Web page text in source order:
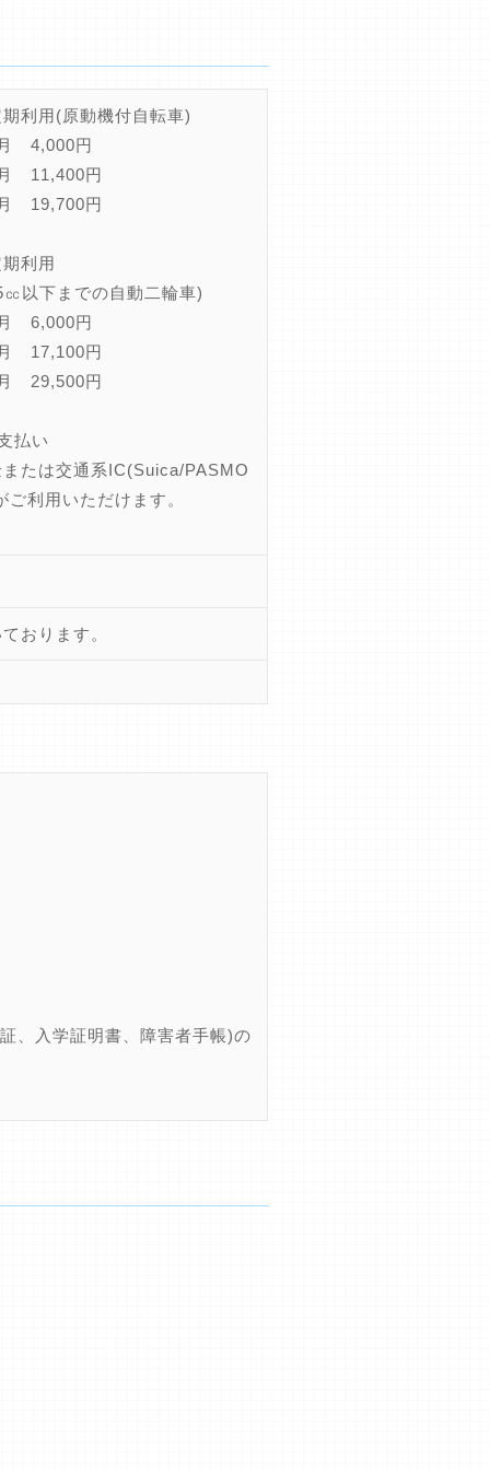
利用(原動機付自転車)
4,000円
11,400円
19,700円
利用
以下までの自動二輪車)
6,000円
17,100円
29,500円
払い
または交通系IC(Suica/PASMO
ご利用いただけます。
おります。
、入学証明書、障害者手帳)の